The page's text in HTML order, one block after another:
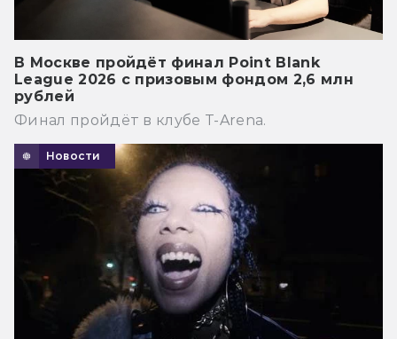
В Москве пройдёт финал Point Blank
League 2026 с призовым фондом 2,6 млн
рублей
Финал пройдёт в клубе T-Arena.
Новости